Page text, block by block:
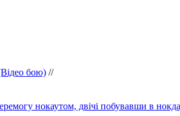
бою) //
нокаутом, двічі побувавши в